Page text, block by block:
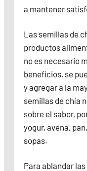
a mantener
Las semillas de
productos
no es necesario
beneficios, se
y agregar a la
semillas de chía
sobre el sabor,
yogur, avena,
sopas.
Para ablandar